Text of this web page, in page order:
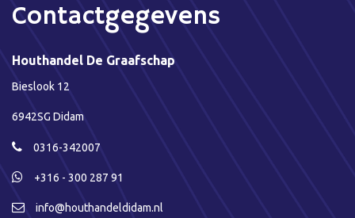
Contactgegevens
Houthandel De Graafschap
Bieslook 12
6942SG Didam
0316-342007
+316 - 300 287 91
info@houthandeldidam.nl